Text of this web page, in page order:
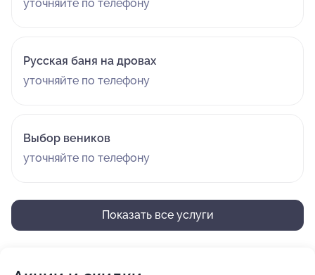
уточняйте по телефону
Русская баня на дровах
уточняйте по телефону
Выбор веников
уточняйте по телефону
Показать все услуги